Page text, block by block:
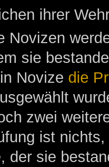
ihrer
Novizen
sie
Novize die
zwei
ist
der sie